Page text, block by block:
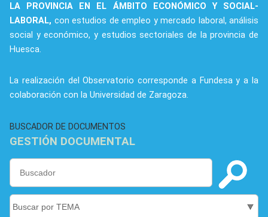
LA PROVINCIA EN EL ÁMBITO ECONÓMICO Y SOCIAL-
LABORAL, con estudios de empleo y mercado laboral, análisis
social y económico, y estudios sectoriales de la provincia de
Huesca.
La realización del Observatorio corresponde a Fundesa y a la
colaboración con la Universidad de Zaragoza.
BUSCADOR DE DOCUMENTOS
GESTIÓN DOCUMENTAL